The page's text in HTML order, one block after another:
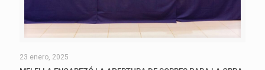
23 enero, 2025